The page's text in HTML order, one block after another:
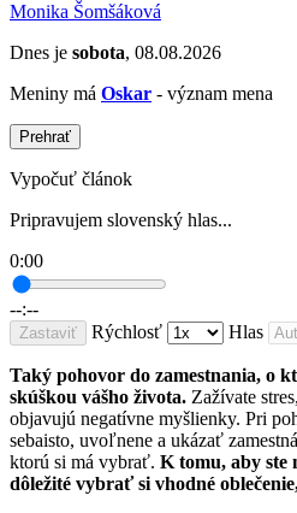
Monika Šomšáková
Dnes je sobota, 08.08.2026
Meniny má Oskar - význam mena
Prehrať
Vypočuť článok
Pripravujem slovenský hlas...
0:00
--:--
Zastaviť Rýchlosť Hlas
Taký pohovor do zamestnania, o
skúškou vášho života. Zažívate
objavujú negatívne myšlienky. Pri
sebaisto, uvoľnene a ukázať
ktorú si má vybrať. K tomu, aby ste
dôležité vybrať si vhodné